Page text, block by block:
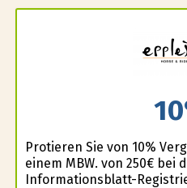
Profitieren Sie von 10%
einem MBW. von 250€ bei
Informationsblatt-